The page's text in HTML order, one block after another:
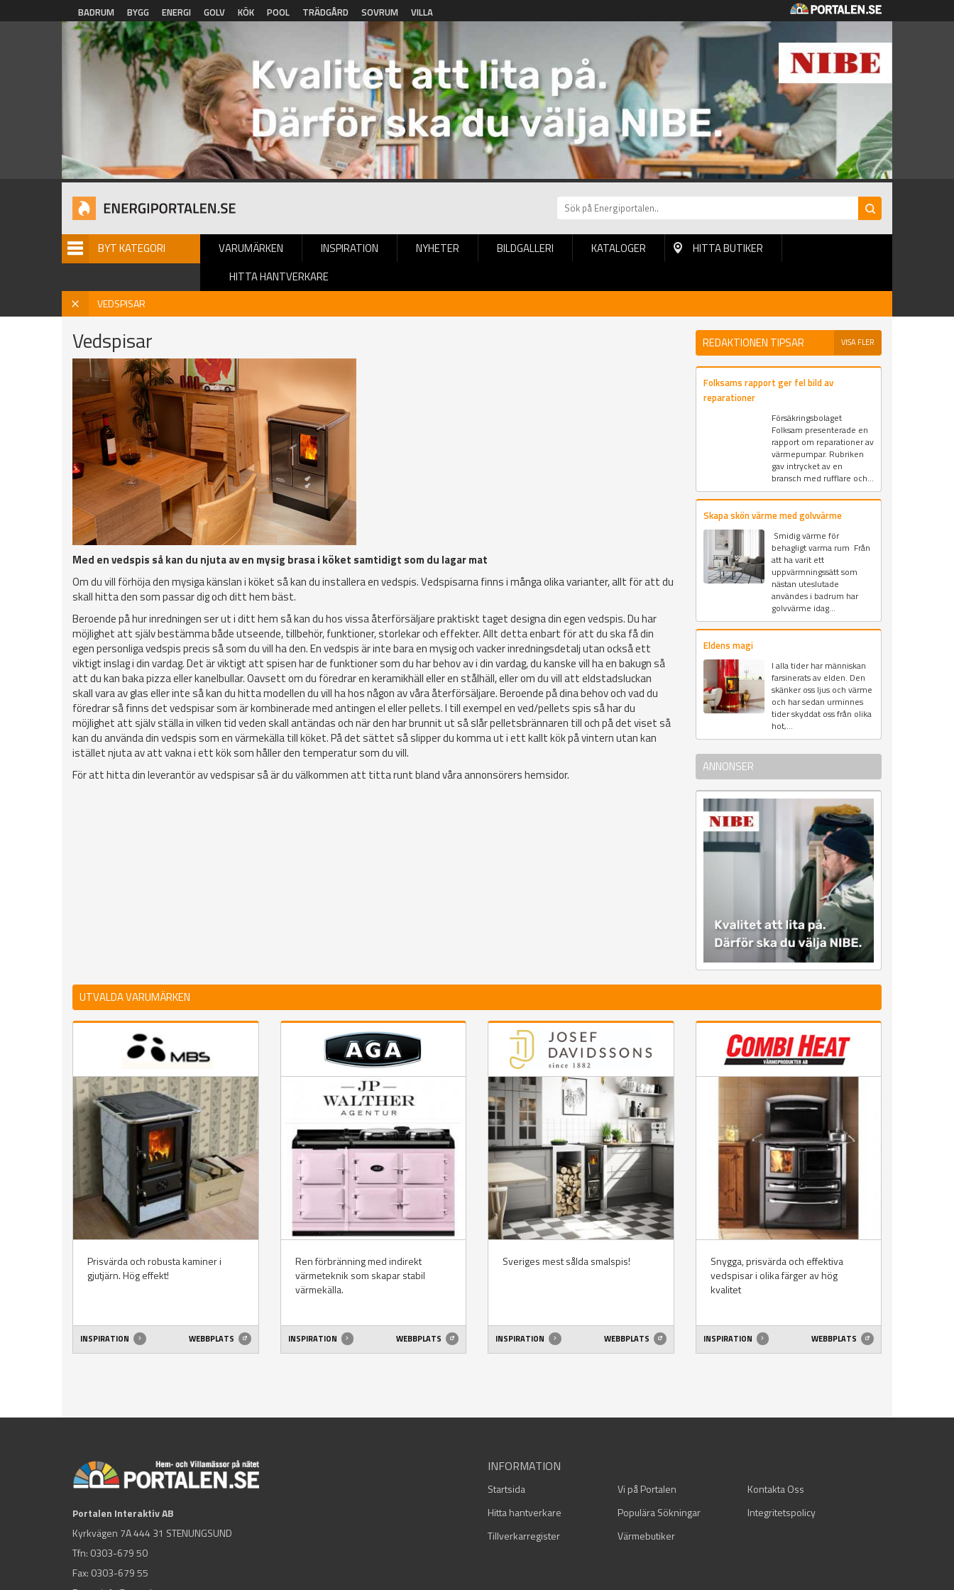
Hoppa till huvudinnehåll
BADRUM BYGG ENERGI GOLV KÖK POOL TRÄDGÅRD SOVRUM VILLA
BYT KATEGORI VARUMÄRKEN INSPIRATION NYHETER BILDGALLERI KATALOGER
HITTA BUTIKER
HITTA HANTVERKARE
VEDSPISAR
Hem »Vedspisar»
Vedspisar
Med en vedspis så kan du njuta av en mysig brasa i köket samtidigt som du lagar mat
Om du vill förhöja den mysiga känslan i köket så kan du installera en vedspis. Vedspisarna finns i många olika varianter, allt för att du
skall hitta den som passar dig och ditt hem bäst.
Beroende på hur inredningen ser ut i ditt hem så kan du hos vissa återförsäljare praktiskt taget designa din egen vedspis. Du har
möjlighet att själv bestämma både utseende, tillbehör, funktioner, storlekar och effekter. Allt detta enbart för att du ska få din
egen personliga vedspis precis så som du vill ha den. En vedspis är inte bara en mysig och vacker inredningsdetalj utan också ett
viktigt inslag i din vardag. Det är viktigt att spisen har de funktioner som du har behov av i din vardag, du kanske vill ha en bakugn så
att du kan baka pizza eller kanelbullar. Oavsett om du föredrar en keramikhäll eller en stålhäll, eller om du vill att eldstadsluckan
skall vara av glas eller inte så kan du hitta modellen du vill ha hos någon av våra återförsäljare. Beroende på dina behov och vad du
föredrar så finns det vedspisar som är kombinerade med antingen el eller pellets. I till exempel en ved/pellets spis så har du
möjlighet att själv ställa in vilken tid veden skall antändas och när den har brunnit ut så slår pelletsbrännaren till och på det viset så
kan du använda din vedspis som en värmekälla till köket. På det sättet så slipper du komma ut i ett kallt kök på vintern utan kan
istället njuta av att vakna i ett kök som håller den temperatur som du vill.
För att hitta din leverantör av vedspisar så är du välkommen att titta runt bland våra annonsörers hemsidor.
REDAKTIONEN TIPSAR VISA FLER
Folksams rapport ger fel bild av
reparationer
Försäkringsbolaget
Folksam presenterade en
rapport om reparationer av
värmepumpar. Rubriken
gav intrycket av en
bransch med rufflare och...
Skapa skön värme med golvvärme
Smidig värme för
behagligt varma rum Från
att ha varit ett
uppvärmningssätt som
nästan uteslutade
användes i badrum har
golvvärme idag...
Eldens magi
I alla tider har människan
farsinerats av elden. Den
skänker oss ljus och värme
och har sedan urminnes
tider skyddat oss från olika
hot,...
ANNONSER
UTVALDA VARUMÄRKEN
Prisvärda och robusta kaminer i
gjutjärn. Hög effekt!
INSPIRATION WEBBPLATS
Ren förbränning med indirekt
värmeteknik som skapar stabil
värmekälla.
INSPIRATION WEBBPLATS
Sveriges mest sålda smalspis!
INSPIRATION WEBBPLATS
Snygga, prisvärda och effektiva
vedspisar i olika färger av hög
kvalitet
INSPIRATION WEBBPLATS
Portalen Interaktiv AB
Kyrkvägen 7A 444 31 STENUNGSUND
Tfn: 0303-679 50
Fax: 0303-679 55
INFORMATION
Startsida Vi på Portalen
Kontakta Oss
Hitta hantverkare
Populära Sökningar
Integritetspolicy
Tillverkarregister
Värmebutiker